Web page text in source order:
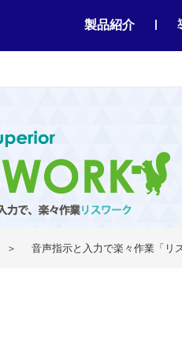
製品紹介 |
＞ 音声指示と入力で楽々作業「リ